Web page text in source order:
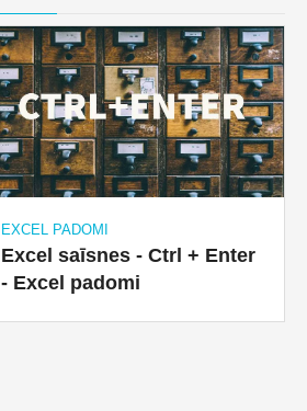
EXCEL PADOMI
Excel saīsnes - Ctrl + Enter
- Excel padomi